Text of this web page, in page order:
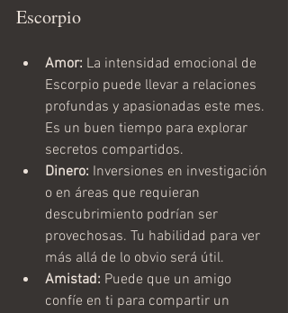
Escorpio
Amor: La intensidad emocional de
Escorpio puede llevar a relaciones
profundas y apasionadas este mes.
Es un buen tiempo para explorar
secretos compartidos.
Dinero: Inversiones en investigación
o en áreas que requieran
descubrimiento podrían ser
provechosas. Tu habilidad para ver
más allá de lo obvio será útil.
Amistad: Puede que un amigo
confíe en ti para compartir un